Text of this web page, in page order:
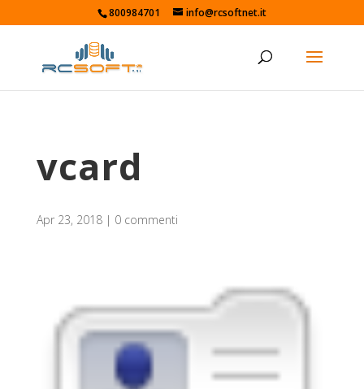
800984701 info@rcsoftnet.it
vcard
Apr 23, 2018| 0 commenti